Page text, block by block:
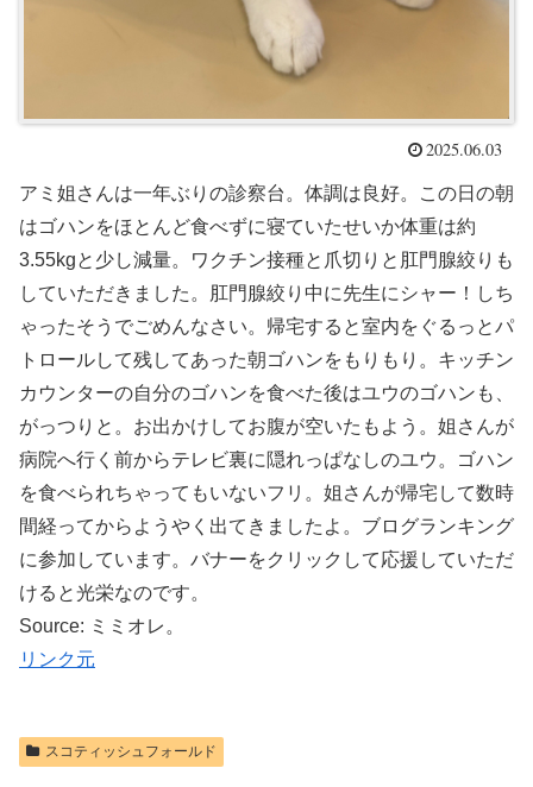
2025.06.03
アミ姐さんは一年ぶりの診察台。体調は良好。この日の朝
はゴハンをほとんど食べずに寝ていたせいか体重は約
3.55kgと少し減量。ワクチン接種と爪切りと肛門腺絞りも
していただきました。肛門腺絞り中に先生にシャー！しち
ゃったそうでごめんなさい。帰宅すると室内をぐるっとパ
トロールして残してあった朝ゴハンをもりもり。キッチン
カウンターの自分のゴハンを食べた後はユウのゴハンも、
がっつりと。お出かけしてお腹が空いたもよう。姐さんが
病院へ行く前からテレビ裏に隠れっぱなしのユウ。ゴハン
を食べられちゃってもいないフリ。姐さんが帰宅して数時
間経ってからようやく出てきましたよ。ブログランキング
に参加しています。バナーをクリックして応援していただ
けると光栄なのです。
Source: ミミオレ。
リンク元
スコティッシュフォールド